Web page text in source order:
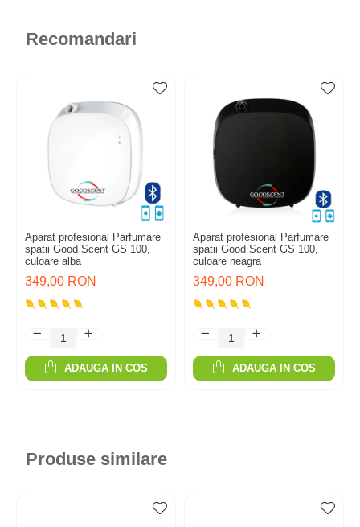
Recomandari
Aparat profesional Parfumare
spatii Good Scent GS 100,
culoare alba
349,00 RON
ADAUGA IN COS
Aparat profesional Parfumare
spatii Good Scent GS 100,
culoare neagra
349,00 RON
ADAUGA IN COS
Produse similare